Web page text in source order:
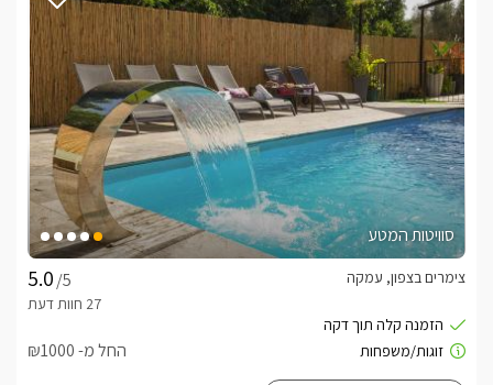
ארוחות
בתוספת תשלום ותיאום מראש תוכלו ליהנות מארוחות בוקר
איכותיות ועשירות, מגוונות וטעימות במיוחד.
חשוב לדעת
לצפייה במדיניות ותנאי הזמנה -
סוויטות המטע
/5
צימרים בצפון, עמקה
החל מ- ₪1000